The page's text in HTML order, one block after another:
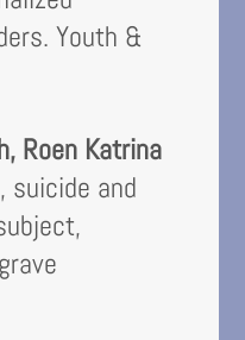
Youth &
Roen Katrina
suicide and